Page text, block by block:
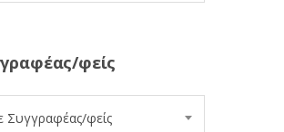
φείς
Συγγραφέας/φείς